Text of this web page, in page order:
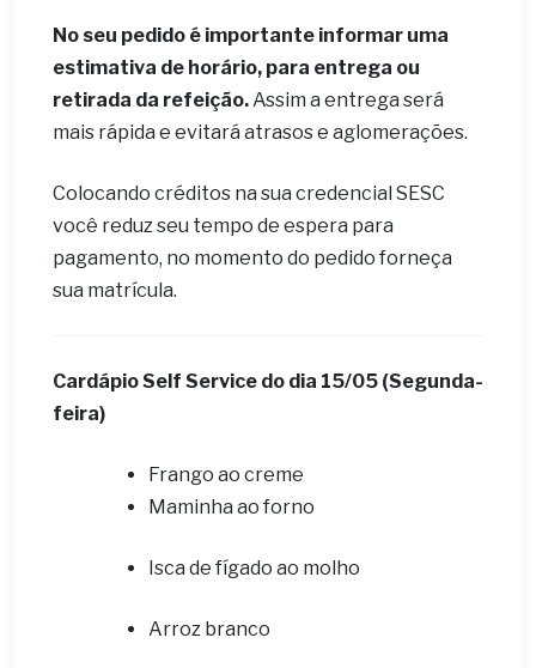
No seu pedido é importante informar uma
estimativa de horário, para entrega ou
retirada da refeição.Assim a entrega será
mais rápida e evitará atrasos e aglomerações.
Colocando créditos na sua credencial SESC
você reduz seu tempo de espera para
pagamento, no momento do pedido forneça
sua matrícula.
Cardápio Self Service do dia 15/05 (Segunda-
feira)
Frango ao creme
Maminha ao forno
Isca de fígado ao molho
Arroz branco